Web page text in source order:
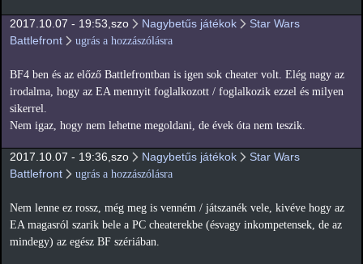
2017.10.07 - 19:53,szo Nagybetűs játékok
Star Wars
Battlefront
ugrás a hozzászólásra
BF4 ben és az előző Battlefrontban is igen sok cheater volt. Elég nagy az
irodalma, hogy az EA mennyit foglalkozott / foglalkozik ezzel és milyen
sikerrel.
Nem igaz, hogy nem lehetne megoldani, de évek óta nem teszik.
2017.10.07 - 19:36,szo Nagybetűs játékok
Star Wars
Battlefront
ugrás a hozzászólásra
Nem lenne ez rossz, még meg is venném / játszanék vele, kivéve hogy az
EA magasról szarik bele a PC cheaterekbe (ésvagy inkompetensek, de az
mindegy) az egész BF szériában.